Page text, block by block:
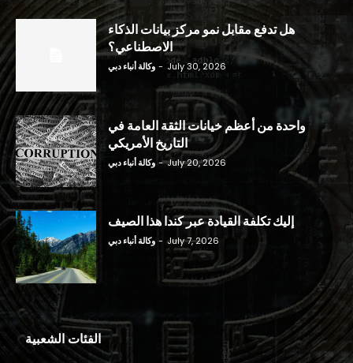
هل تدفع مقابل نمو مركز بيانات الذكاء
الاصطناعي؟
وكالة أنباء دبي - July 30, 2026
واحدة من أعظم خيانات الثقة العامة في
التاريخ الأمريكي
وكالة أنباء دبي - July 20, 2026
إليك تكلفة القيادة عبر كندا هذا الصيف
وكالة أنباء دبي - July 7, 2026
الفئات الشعبية